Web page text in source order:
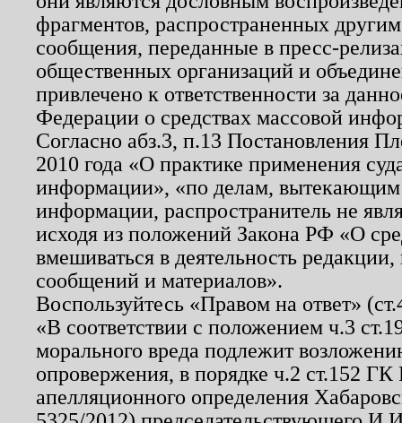
фрагментов, распространенных
сообщения, переданные в пресс-
общественных организаций и
привлечено к ответственности за
Федерации о средствах массовой
Согласно абз.3, п.13 Постановления
2010 года «О практике применения
информации», «по делам, вытекающим
информации, распространитель не
исходя из положений Закона РФ «О
вмешиваться в деятельность
сообщений и материалов».
Воспользуйтесь «Правом на ответ»
«В соответствии с положением ч.3
морального вреда подлежит
опровержения, в порядке ч.2 ст.152
апелляционного определения